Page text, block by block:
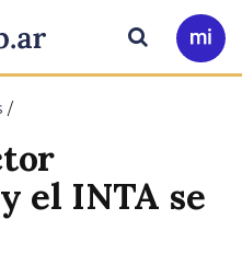
Ir
a
Buscar
el INTA se